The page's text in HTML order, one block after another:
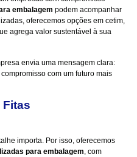
embalagem podem acompanhar
, oferecemos opções em cetim,
agrega valor sustentável à sua
envia uma mensagem clara:
com um futuro mais
Fitas
importa. Por isso, oferecemos
para embalagem, com